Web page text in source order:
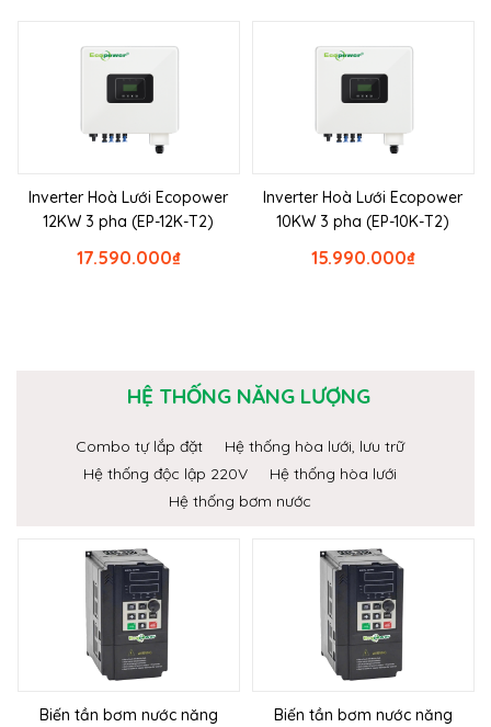
Inverter Hoà Lưới Ecopower
12KW 3 pha (EP-12K-T2)
₫
17.590.000
Inverter Hoà Lưới Ecopower
10KW 3 pha (EP-10K-T2)
₫
15.990.000
HỆ THỐNG NĂNG LƯỢNG
Combo tự lắp đặt
Hệ thống hòa lưới, lưu trữ
Hệ thống độc lập 220V
Hệ thống hòa lưới
Hệ thống bơm nước
Biến tần bơm nước năng
Biến tần bơm nước năng